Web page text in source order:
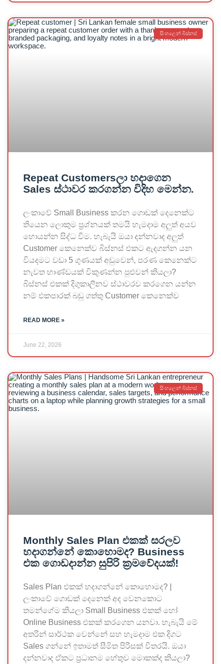
සිංහලෙන් බිස්නස්
Repeat Customersලා හදාගෙන
Sales ස්ථාවර කරගන්න විදිහ මෙන්න.
ලංකාවේ Small Business කරන ගොඩක් දෙනෙක්ට
තියෙන ලොකුම ප්‍රශ්නයක් තමයි හැමදාම අලුත් අයව
හොයන්න සිද්ධ වීම. හැබැයි ඔයා දන්නවාද අලුත්
Customer කෙනෙක්ව බිස්නස් එකට ඇදගන්න යන
වියදමට වඩා 5 ගුණයක් අඩුවෙන්, පරණ කෙනෙක්ට
නැවත භාණ්ඩයක් විකුණන්න පුළුවන් කියලා?
බිස්නස් එකක් දිගුකාලීනව ස්ථාවරව කරගෙන යන්න
නම් එකපාරක් බඩු ගත්තු Customer කෙනෙක්ව
READ MORE »
June 22, 2026
සිංහලෙන් බිස්නස්
Monthly Sales Plan එකක් සරලව
හදාගන්නේ කොහොමද? Business
එක ගොඩදාන්න සුපිරි ක්‍රමවේදයක්!
Sales Plan එකක් හදාගන්නේ කොහොමද? |
ලංකාවේ ගොඩක් දෙනෙක් අද වෙනකොට
තමන්ගේම කියලා Small Business එකක් හෝ
Online Business එකක් කරගෙන යනවා. හැබැයි මේ
අතරින් සාර්ථක වෙන්නේ සහ හැමදාම එක දිගට
Sales ගන්නේ ඉතාමත් සීමිත පිරිසක් විතරයි. ඔයා
දන්නවාද ඒකට ප්‍රධානම හේතුව මොකක්ද කියලා?